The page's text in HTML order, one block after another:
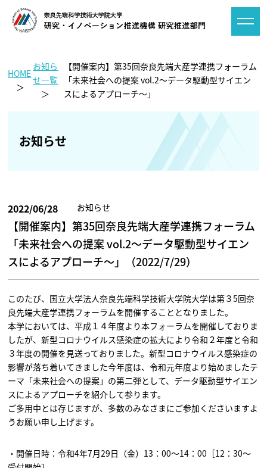
HOME
お知ら
せ一覧
【開催案内】第35回奈良先端大産学連携フォーラム
「未来社会への提案 vol.2～データ駆動型サイエン
スによるアプローチ～」
お知らせ
2022/06/28 お知らせ
【開催案内】第35回奈良先端大産学連携フォーラム
「未来社会への提案 vol.2～データ駆動型サイエン
スによるアプローチ～」（2022/7/29）
このたび、国立大学法人奈良先端科学技術大学院大学は第３5回奈
良先端大産学連携フォーラムを開催することとなりました。
本学においては、平成１４年度より本フォーラムを開催しておりま
したが、新型コロナウイルス感染症の拡大により令和２年度と令和
３年度の開催を見送っておりました。新型コロナウイルス感染症の
影響が落ち着いてきました今年度は、令和元年度より始めましたテ
ーマ「未来社会への提案」の第二弾として、データ駆動型サイエン
スによるアプローチを紹介して参ります。
ご多用中とは存じますが、多数のみなさまにご参加くださいますよ
うお願い申し上げます。
・開催日時：令和4年7月29日（金）13：00～14：00［12：30～